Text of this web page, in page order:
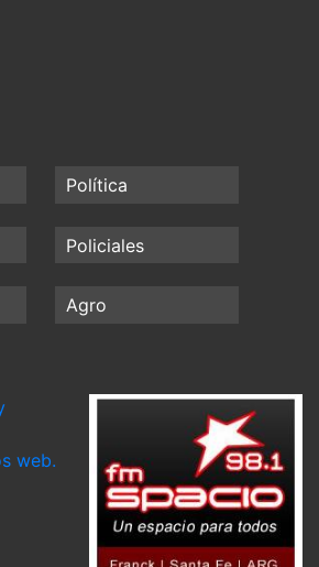
Política
Policiales
Agro